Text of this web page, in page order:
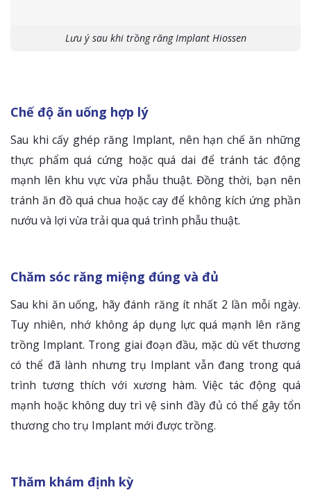
Lưu ý sau khi trồng răng Implant Hiossen
Chế độ ăn uống hợp lý
Sau khi cấy ghép răng Implant, nên hạn chế ăn những
thực phẩm quá cứng hoặc quá dai để tránh tác động
mạnh lên khu vực vừa phẫu thuật. Đồng thời, bạn nên
tránh ăn đồ quá chua hoặc cay để không kích ứng phần
nướu và lợi vừa trải qua quá trình phẫu thuật.
Chăm sóc răng miệng đúng và đủ
Sau khi ăn uống, hãy đánh răng ít nhất 2 lần mỗi ngày.
Tuy nhiên, nhớ không áp dụng lực quá mạnh lên răng
trồng Implant. Trong giai đoạn đầu, mặc dù vết thương
có thể đã lành nhưng trụ Implant vẫn đang trong quá
trình tương thích với xương hàm. Việc tác động quá
mạnh hoặc không duy trì vệ sinh đầy đủ có thể gây tổn
thương cho trụ Implant mới được trồng.
Thăm khám định kỳ